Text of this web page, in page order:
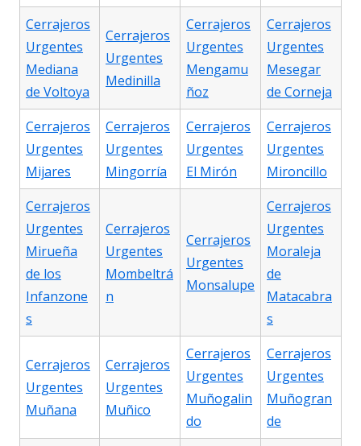
Cerrajeros
Urgentes
Mediana
de Voltoya
Cerrajeros
Urgentes
Medinilla
Cerrajeros
Urgentes
Mengamu
ñoz
Cerrajeros
Urgentes
Mesegar
de Corneja
Cerrajeros
Urgentes
Mijares
Cerrajeros
Urgentes
Mingorría
Cerrajeros
Urgentes
El Mirón
Cerrajeros
Urgentes
Mironcillo
Cerrajeros
Urgentes
Mirueña
de los
Infanzone
s
Cerrajeros
Urgentes
Mombeltrá
n
Cerrajeros
Urgentes
Monsalupe
Cerrajeros
Urgentes
Moraleja
de
Matacabra
s
Cerrajeros
Urgentes
Muñana
Cerrajeros
Urgentes
Muñico
Cerrajeros
Urgentes
Muñogalin
do
Cerrajeros
Urgentes
Muñogran
de